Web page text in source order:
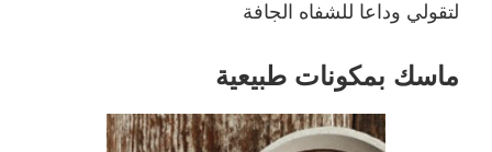
لتقولي وداعا للشفاه الجافة
ماسك بمكونات طبيعية